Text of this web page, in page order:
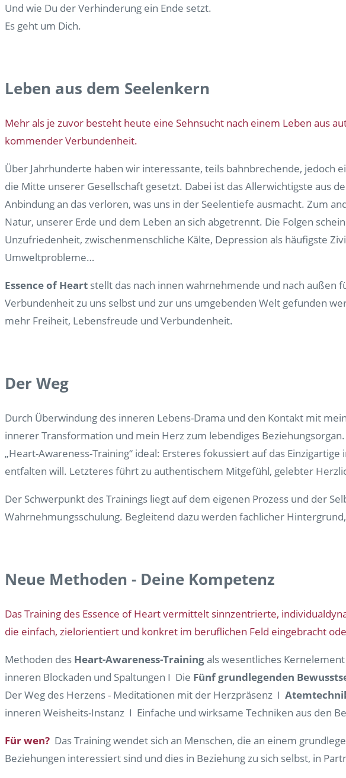
Und wie Du der Verhinderung ein Ende setzt.
Es geht um Dich.
Leben aus dem Seelenkern
Mehr als je zuvor besteht heute eine Sehnsucht nach einem Leben aus
kommender Verbundenheit.
Über Jahrhunderte haben wir interessante, teils bahnbrechende, jedoch
die Mitte unserer Gesellschaft gesetzt. Dabei ist das Allerwichtigste aus
Anbindung an das verloren, was uns in der Seelentiefe ausmacht. Zum
Natur, unserer Erde und dem Leben an sich abgetrennt. Die Folgen
Unzufriedenheit, zwischenmenschliche Kälte, Depression als häufigste
Umweltprobleme…
Essence of Heart stellt das nach innen wahrnehmende und nach
Verbundenheit zu uns selbst und zur uns umgebenden Welt gefunden
mehr Freiheit, Lebensfreude und Verbundenheit.
Der Weg
Durch Überwindung des inneren Lebens-Drama und den Kontakt mit
innerer Transformation und mein Herz zum lebendiges
„Heart-Awareness-Training“ ideal: Ersteres fokussiert auf das
entfalten will. Letzteres führt zu authentischem Mitgefühl, gelebter
Der Schwerpunkt des Trainings liegt auf dem eigenen Prozess und der
Wahrnehmungsschulung. Begleitend dazu werden fachlicher
Neue Methoden - Deine Kompetenz
Das Training des Essence of Heart vermittelt sinnzentrierte,
die einfach, zielorientiert und konkret im beruflichen Feld eingebracht
Methoden des Heart-Awareness-Trainingals wesentliches
inneren Blockaden und Spaltungen I Die Fünf grundlegenden
Der Weg des Herzens - Meditationen mit der Herzpräsenz I
inneren Weisheits-Instanz I Einfache und wirksame Techniken aus den
Für wen? Das Training wendet sich an Menschen, die an einem
Beziehungen interessiert sind und dies in Beziehung zu sich selbst, in